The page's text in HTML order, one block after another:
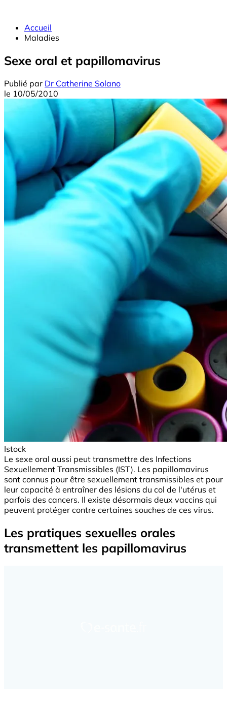
Accueil
Maladies
Sexe oral et papillomavirus
Publié par Dr Catherine Solano
le 10/05/2010
Istock
Le sexe oral aussi peut transmettre des Infections
Sexuellement Transmissibles (IST). Les papillomavirus
sont connus pour être sexuellement transmissibles et pour
leur capacité à entraîner des lésions du col de l'utérus et
parfois des cancers. Il existe désormais deux vaccins qui
peuvent protéger contre certaines souches de ces virus.
Les pratiques sexuelles orales
transmettent les papillomavirus